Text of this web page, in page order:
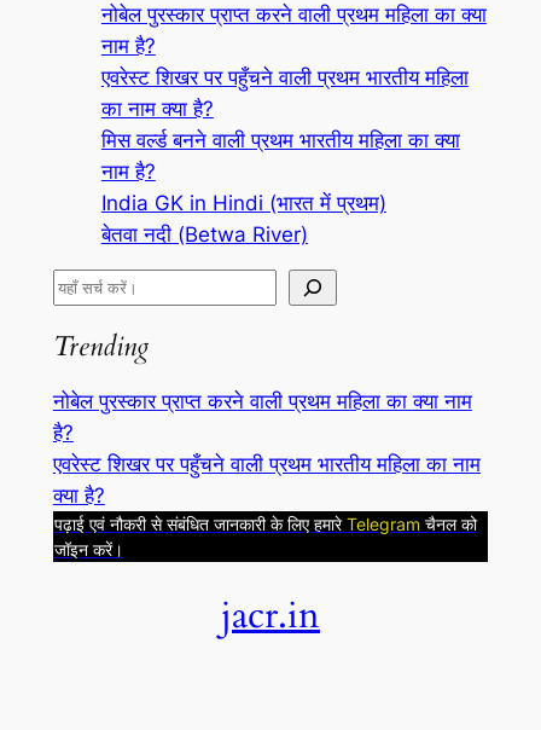
नोबेल पुरस्कार प्राप्त करने वाली प्रथम महिला का क्या
नाम है?
एवरेस्ट शिखर पर पहुँचने वाली प्रथम भारतीय महिला
का नाम क्या है?
मिस वर्ल्ड बनने वाली प्रथम भारतीय महिला का क्या
नाम है?
India GK in Hindi (भारत में प्रथम)
बेतवा नदी (Betwa River)
S
a
c
h
Trending
नोबेल पुरस्कार प्राप्त करने वाली प्रथम महिला का क्या नाम
है?
एवरेस्ट शिखर पर पहुँचने वाली प्रथम भारतीय महिला का नाम
क्या है?
पढ़ाई एवं नौकरी से संबंधित जानकारी के लिए हमारे Telegram चैनल को
जॉइन करें।
jacr.in